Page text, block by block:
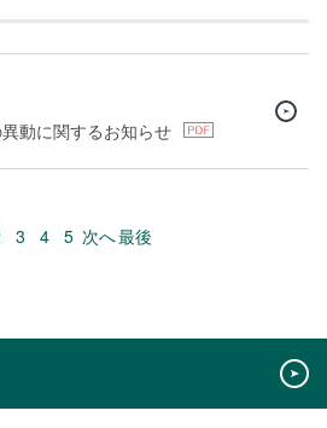
動に関するお知らせ
3 4 5 次へ最後